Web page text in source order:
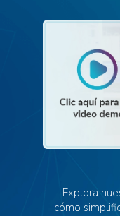
Explora
cómo